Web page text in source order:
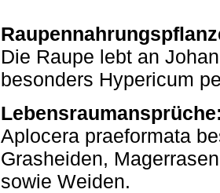
Die Raupe lebt an
besonders Hypericum
Aplocera praeformata
Grasheiden,
sowie Weiden.